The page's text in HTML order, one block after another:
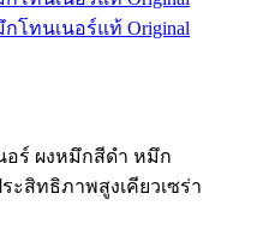
อร์ ผงหมึกสีดำ หมึก
ระสิทธิภาพสูงเคียวเซร่า